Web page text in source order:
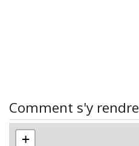
Comment s'y rendre
+